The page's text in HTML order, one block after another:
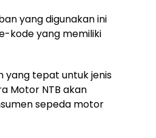
yang digunakan ini
kode yang memiliki
yang tepat untuk jenis
Motor NTB akan
sepeda motor